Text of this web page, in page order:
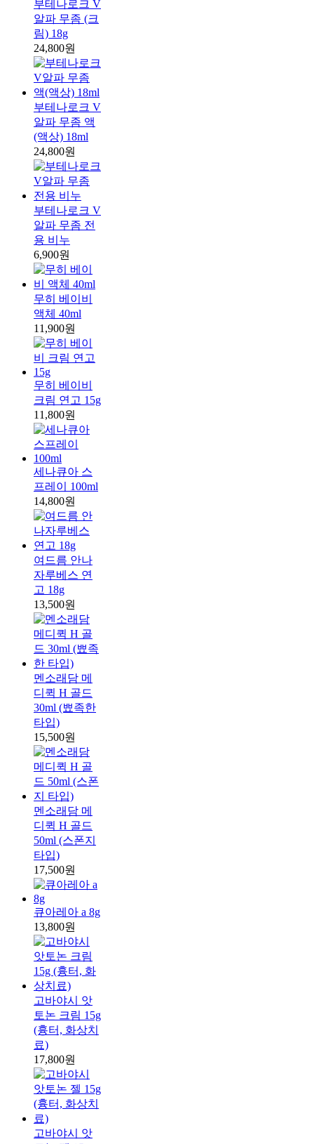
부테나로크 V
알파 무좀 (크
림) 18g
24,800원
부테나로크 V
알파 무좀 액
(액상) 18ml
24,800원
부테나로크 V
알파 무좀 전
용 비누
6,900원
무히 베이비
액체 40ml
11,900원
무히 베이비
크림 연고 15g
11,800원
세나큐아 스
프레이 100ml
14,800원
여드름 안나
자루베스 연
고 18g
13,500원
멘소래담 메
디퀵 H 골드
30ml (뾰족한
타입)
15,500원
멘소래담 메
디퀵 H 골드
50ml (스폰지
타입)
17,500원
큐아레아 a 8g
13,800원
고바야시 앗
토논 크림 15g
(흉터, 화상치
료)
17,800원
고바야시 앗